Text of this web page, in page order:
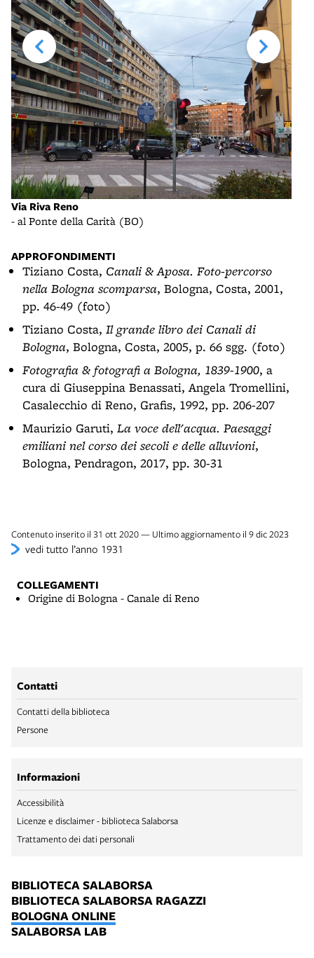
Via Riva Reno
- al Ponte della Carità (BO)
APPROFONDIMENTI
Tiziano Costa, Canali & Aposa. Foto-percorso
nella Bologna scomparsa, Bologna, Costa, 2001,
pp. 46-49 (foto)
Tiziano Costa, Il grande libro dei Canali di
Bologna, Bologna, Costa, 2005, p. 66 sgg. (foto)
Fotografia & fotografi a Bologna, 1839-1900, a
cura di Giuseppina Benassati, Angela Tromellini,
Casalecchio di Reno, Grafis, 1992, pp. 206-207
Maurizio Garuti, La voce dell'acqua. Paesaggi
emiliani nel corso dei secoli e delle alluvioni,
Bologna, Pendragon, 2017, pp. 30-31
Contenuto inserito il 31 ott 2020 — Ultimo aggiornamento il 9 dic 2023
vedi tutto l’anno 1931
COLLEGAMENTI
Origine di Bologna - Canale di Reno
Contatti
Contatti della biblioteca
Persone
Informazioni
Accessibilità
Licenze e disclaimer - biblioteca Salaborsa
Trattamento dei dati personali
BIBLIOTECA SALABORSA
BIBLIOTECA SALABORSA RAGAZZI
BOLOGNA ONLINE
SALABORSA LAB